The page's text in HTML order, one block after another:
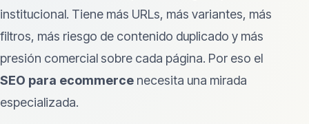
institucional. Tiene más URLs, más variantes, más
filtros, más riesgo de contenido duplicado y más
presión comercial sobre cada página. Por eso el
SEO para ecommerce necesita una mirada
especializada.